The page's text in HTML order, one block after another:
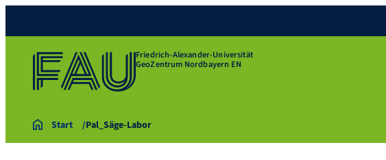
Friedrich-Alexander-Universität
GeoZentrum Nordbayern EN
Start Pal_Säge-Labor